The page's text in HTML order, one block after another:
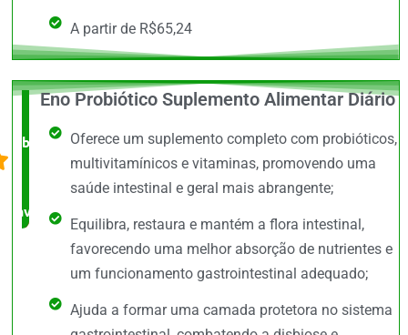
A partir de R$65,24
O +
barato,
avaliado!
Eno Probiótico Suplemento Alimentar Diário
Oferece um suplemento completo com probióticos,
multivitamínicos e vitaminas, promovendo uma
saúde intestinal e geral mais abrangente;
Equilibra, restaura e mantém a flora intestinal,
favorecendo uma melhor absorção de nutrientes e
um funcionamento gastrointestinal adequado;
Ajuda a formar uma camada protetora no sistema